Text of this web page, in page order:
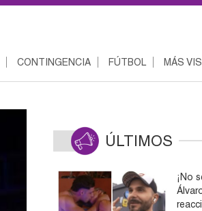
CONTINGENCIA FÚTBOL MÁS
ÚLTIMOS
¡No